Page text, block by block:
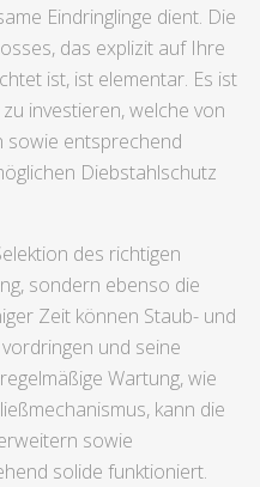
Eindringlinge dient. Die
das explizit auf Ihre
ist, ist elementar. Es ist
investieren, welche von
sowie entsprechend
Diebstahlschutz
des richtigen
sondern ebenso die
Zeit können Staub- und
und seine
Wartung, wie
kann die
sowie
solide funktioniert.